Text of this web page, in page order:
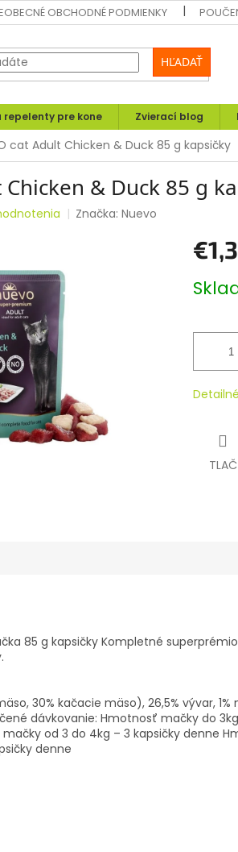
OBCHODNÉ PODMIENKY
HĽADAŤ
pre kone Zvierací blog
cat Adult Chicken & Duck 85 g kapsičky
Chicken & Duck 85 g
Značka:Nuevo
cena:
TLAČ
85 g kapsičky Kompletné
30% kačacie mäso), 26,5% vývar, 1%
dávkovanie: Hmotnosť mačky do
od 3 do 4kg – 3 kapsičky denne
denne